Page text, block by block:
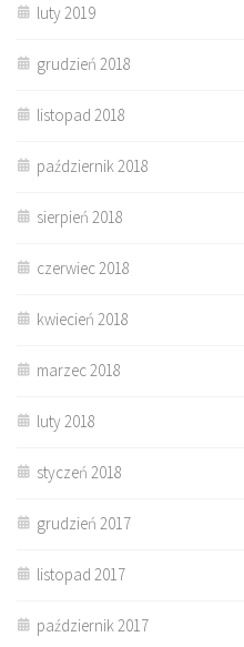
luty 2019
grudzień 2018
listopad 2018
październik 2018
sierpień 2018
czerwiec 2018
kwiecień 2018
marzec 2018
luty 2018
styczeń 2018
grudzień 2017
listopad 2017
październik 2017